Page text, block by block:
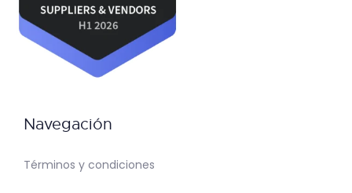
Navegación
Términos y condiciones